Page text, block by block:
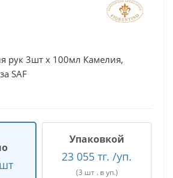
рук 3шт х 100мл Камелия,
SAF
Упаковкой
23 055 тг. /уп.
(3 шт . в уп.)